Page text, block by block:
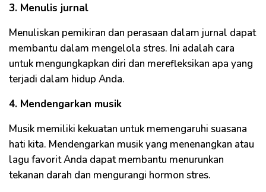
3. Menulis jurnal
Menuliskan pemikiran dan perasaan dalam jurnal dapat
membantu dalam mengelola stres. Ini adalah cara
untuk mengungkapkan diri dan merefleksikan apa yang
terjadi dalam hidup Anda.
4. Mendengarkan musik
Musik memiliki kekuatan untuk memengaruhi suasana
hati kita. Mendengarkan musik yang menenangkan atau
lagu favorit Anda dapat membantu menurunkan
tekanan darah dan mengurangi hormon stres.